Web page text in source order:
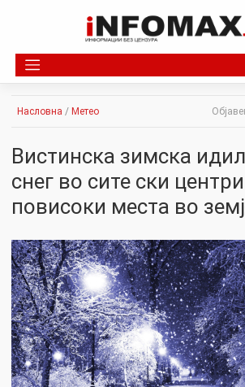
Насловна / Метео
Вистинска зимска
снег во сите ски
повисоки места во